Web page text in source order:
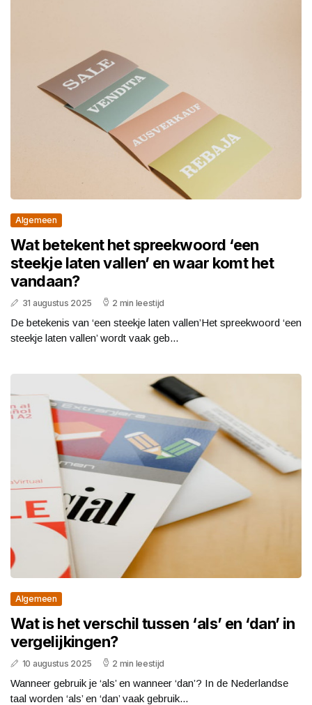
Algemeen
Wat betekent het spreekwoord ‘een
steekje laten vallen’ en waar komt het
vandaan?
31 augustus 2025 2 min leestijd
De betekenis van ‘een steekje laten vallen’Het spreekwoord ‘een
steekje laten vallen’ wordt vaak geb...
Algemeen
Wat is het verschil tussen ‘als’ en ‘dan’ in
vergelijkingen?
10 augustus 2025 2 min leestijd
Wanneer gebruik je ‘als’ en wanneer ‘dan’? In de Nederlandse
taal worden ‘als’ en ‘dan’ vaak gebruik...